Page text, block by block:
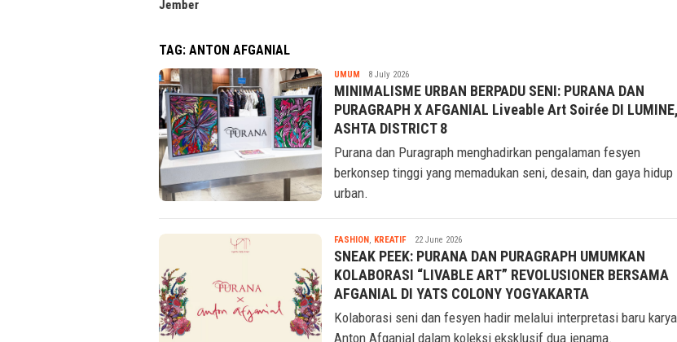
UMUMTsaqif
8 July 2026
MINIMALISME URBAN BERPADU SENI: PURANA DAN
PURAGRAPH X AFGANIAL Liveable Art Soirée DI LUMINE,
Purana dan Puragraph menghadirkan pengalaman fesyen
berkonsep tinggi yang memadukan seni, desain, dan gaya hidup
FASHION,KREATIFTsaqif
Ridwan
22 June 2026
SNEAK PEEK: PURANA DAN PURAGRAPH UMUMKAN
KOLABORASI “LIVABLE ART” REVOLUSIONER BERSAMA
Kolaborasi seni dan fesyen hadir melalui interpretasi baru karya